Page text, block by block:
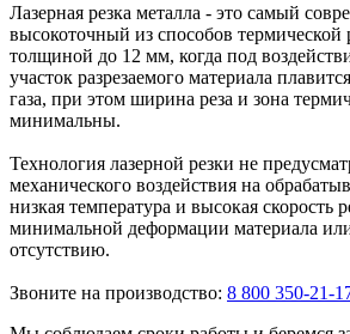
Лазерная резка металла - это самый
высокоточный из способов термической
толщиной до 12 мм, когда под
участок разрезаемого материала
газа, при этом ширина реза и зона
минимальны.
Технология лазерной резки не
механического воздействия на
низкая температура и высокая скорость
минимальной деформации материала
отсутствию.
Звоните на производство: 8 800 350-21-